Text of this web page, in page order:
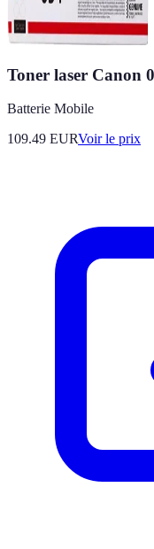
Toner laser Canon
Batterie Mobile
109.49 EURVoir le prix